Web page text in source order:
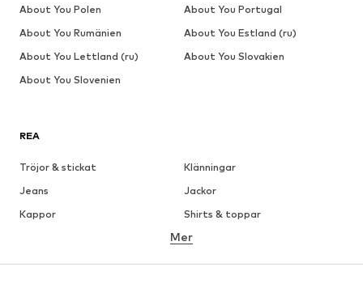
REA
Tröjor & stickat
Klänningar
Jeans
Jackor
Kappor
Shirts & toppar
Underkläder
Kjolar
Blusar & tunikor
Mer
About You Polen
About You Portugal
About You Rumänien
About You Estland (ru)
About You Lettland (ru)
About You Slovakien
About You Slovenien